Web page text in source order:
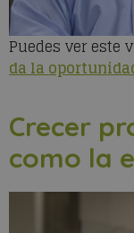
Puedes ver este
da la
Crecer
como la